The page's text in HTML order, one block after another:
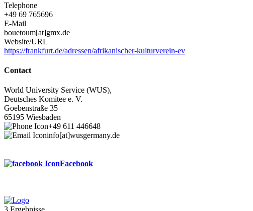
Telephone
+49 69 765696
E-Mail
bouetoum[at]gmx.de
Website/URL
https://frankfurt.de/adressen/afrikanischer-kulturverein-ev
Contact
World University Service (WUS),
Deutsches Komitee e. V.
Goebenstraße 35
65195 Wiesbaden
+49 611 446648
info[at]wusgermany.de
Facebook
3 Ergebnisse